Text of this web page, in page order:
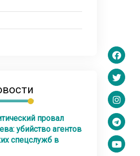
провал
убийство агентов
спецслужб в